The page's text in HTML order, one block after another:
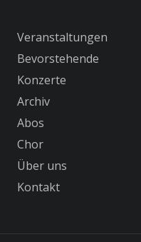
Veranstaltungen
Bevorstehende
Konzerte
Archiv
Abos
Chor
Über uns
Kontakt